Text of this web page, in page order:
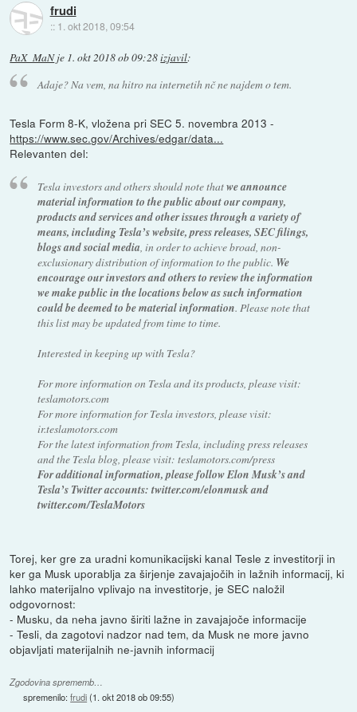
frudi
:: 1. okt 2018, 09:54
PaX_MaNje 1. okt 2018 ob 09:28izjavil:
Adaje? Na vem, na hitro na internetih nč ne najdem o tem.
Tesla Form 8-K, vložena pri SEC 5. novembra 2013 -
https://www.sec.gov/Archives/edgar/data...
Relevanten del:
Tesla investors and others should note thatwe announce
material information to the public about our company,
products and services and other issues through a variety of
means, including Tesla’s website, press releases, SEC filings,
blogs and social media , in order to achieve broad, non-
exclusionary distribution of information to the public. We
encourage our investors and others to review the information
we make public in the locations below as such information
could be deemed to be material information. Please note that
this list may be updated from time to time.
Interested in keeping up with Tesla?
For more information on Tesla and its products, please visit:
teslamotors.com
For more information for Tesla investors, please visit:
ir.teslamotors.com
For the latest information from Tesla, including press releases
and the Tesla blog, please visit: teslamotors.com/press
For additional information, please follow Elon Musk’s and
Tesla’s Twitter accounts: twitter.com/elonmusk and
twitter.com/TeslaMotors
Torej, ker gre za uradni komunikacijski kanal Tesle z investitorji in
ker ga Musk uporablja za širjenje zavajajočih in lažnih informacij, ki
lahko materijalno vplivajo na investitorje, je SEC naložil
odgovornost:
- Musku, da neha javno širiti lažne in zavajajoče informacije
- Tesli, da zagotovi nadzor nad tem, da Musk ne more javno
objavljati materijalnih ne-javnih informacij
Zgodovina sprememb…
spremenilo:frudi(1. okt 2018 ob 09:55)